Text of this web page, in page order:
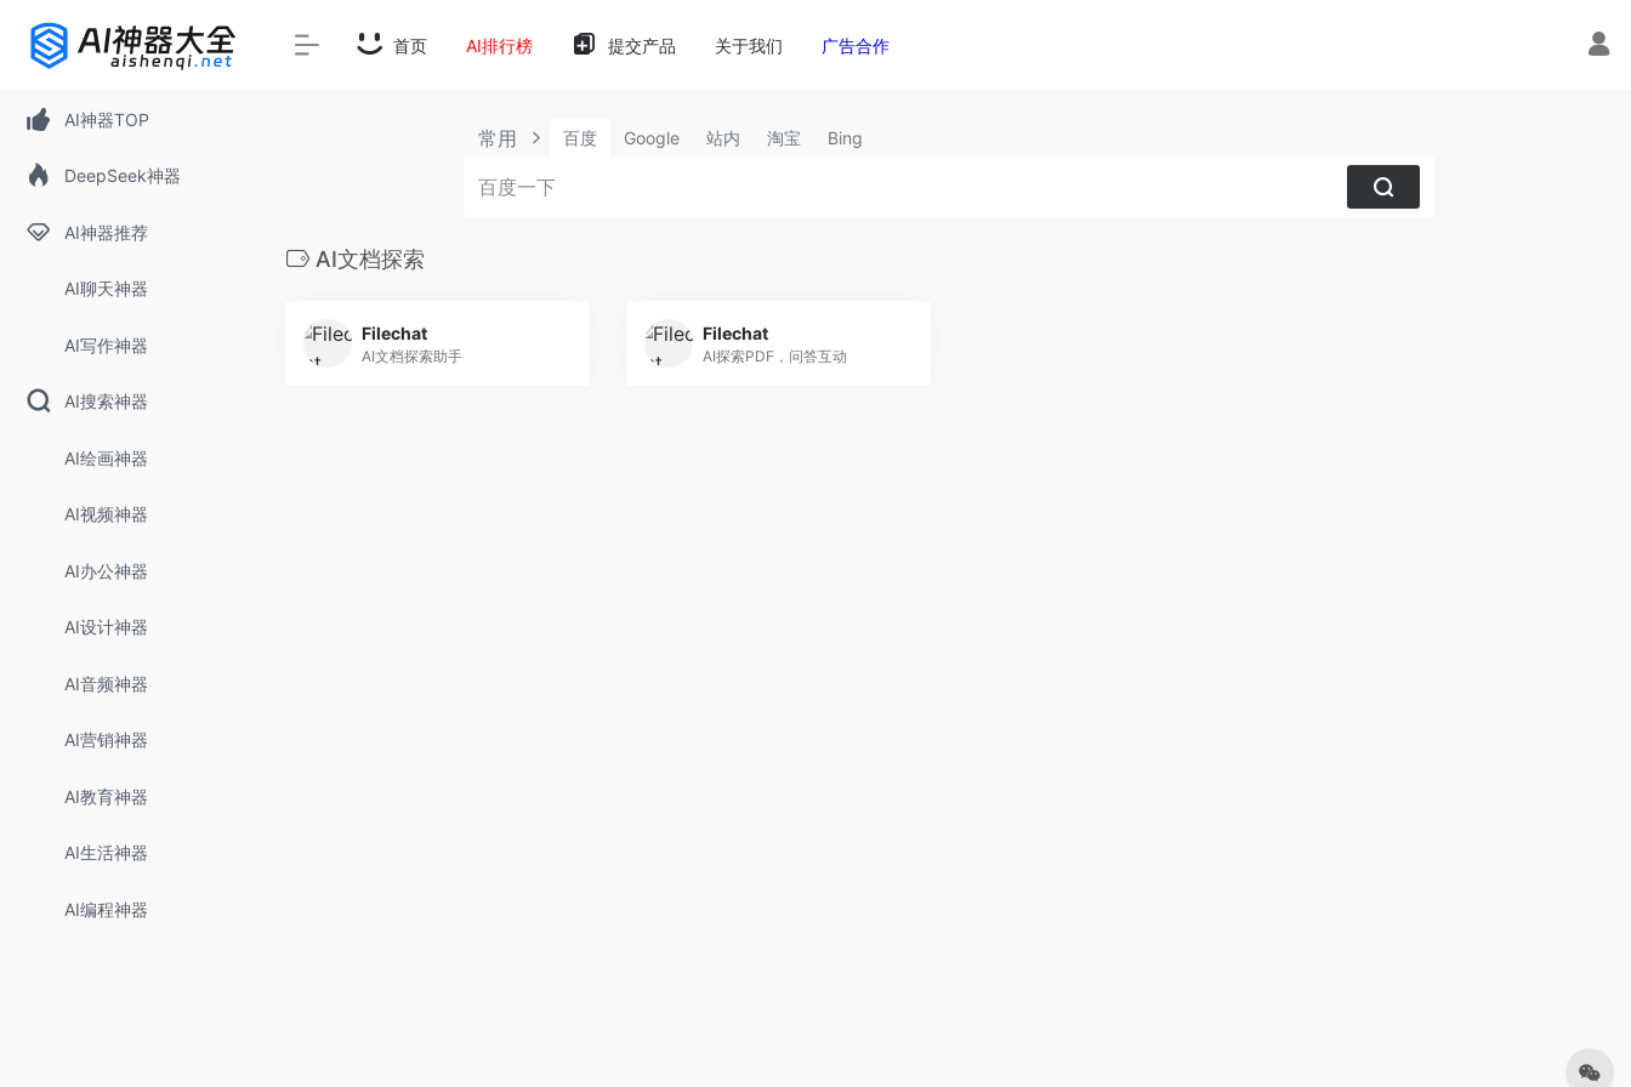
AI神器TOP
DeepSeek神器
AI神器推荐
AI聊天神器
AI写作神器
AI搜索神器
AI绘画神器
AI视频神器
AI办公神器
AI设计神器
AI音频神器
AI营销神器
AI教育神器
AI生活神器
AI编程神器
首页 AI排行榜 提交产品 关于我们 广告合作
常用 百度 Google 站内 淘宝 Bing
AI文档探索
Filechat
AI文档探索助手
Filechat
AI探索PDF，问答互动